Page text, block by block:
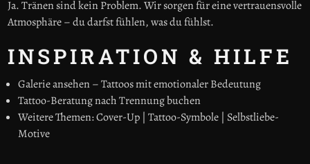
Ja. Tränen sind kein Problem. Wir sorgen für eine vertrauensvolle
Atmosphäre – du darfst fühlen, was du fühlst.
INSPIRATION & HILFE
Galerie ansehen – Tattoos mit emotionaler Bedeutung
Tattoo-Beratung nach Trennung buchen
Weitere Themen: Cover-Up | Tattoo-Symbole | Selbstliebe-
Motive